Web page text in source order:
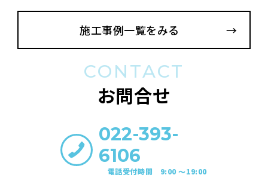
施工事例一覧をみる
CONTACT
お問合せ
022-393-
6106
電話受付時間 9:00 〜19:00